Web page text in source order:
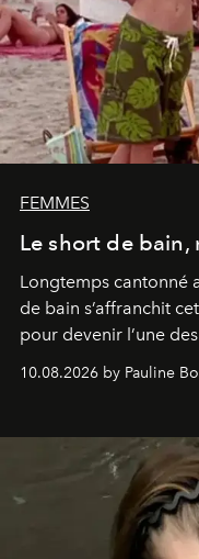
FEMMES
Le short de bain,
Longtemps cantonné
de bain s’affranchit
pour devenir l’une
10.08.2026 by Pauline